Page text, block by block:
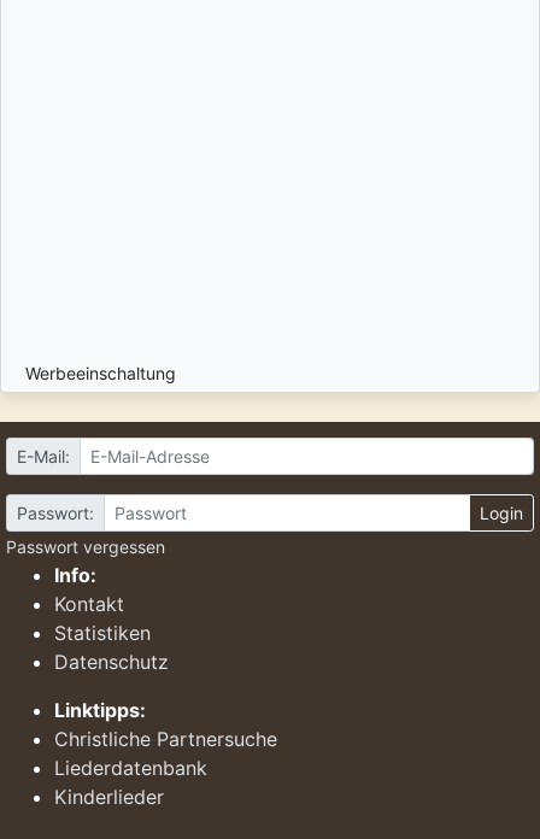
Werbeeinschaltung
E-Mail:
Passwort:
Login
Passwort vergessen
Info:
Kontakt
Statistiken
Datenschutz
Linktipps:
Christliche Partnersuche
Liederdatenbank
Kinderlieder